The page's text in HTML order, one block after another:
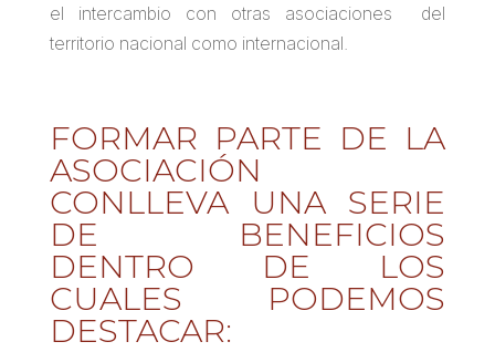
el intercambio con otras asociaciones del
territorio nacional como internacional.
FORMAR PARTE DE LA
ASOCIACIÓN
CONLLEVA UNA SERIE
DE BENEFICIOS
DENTRO DE LOS
CUALES PODEMOS
DESTACAR: